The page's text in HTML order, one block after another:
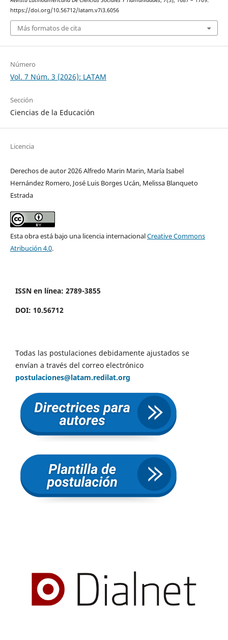
https://doi.org/10.56712/latam.v7i3.6056
Más formatos de cita
Número
Vol. 7 Núm. 3 (2026): LATAM
Sección
Ciencias de la Educación
Licencia
Derechos de autor 2026 Alfredo Marin Marin, María Isabel
Hernández Romero, José Luis Borges Ucán, Melissa Blanqueto
Estrada
Esta obra está bajo una licencia internacionalCreative Commons
Atribución 4.0.
ISSN en línea: 2789-3855
DOI: 10.56712
Todas las postulaciones debidamente ajustados se
envían a través del correo electrónico
postulaciones@latam.redilat.org